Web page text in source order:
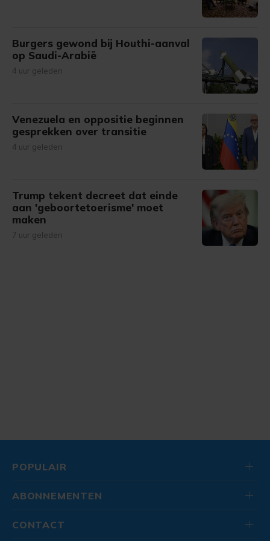
Burgers gewond bij Houthi-aanval
op Saudi-Arabië
4 uur geleden
Venezuela en oppositie beginnen
gesprekken over transitie
4 uur geleden
Trump tekent decreet dat einde
aan 'geboortetoerisme' moet
maken
7 uur geleden
POPULAIR
ABONNEMENTEN
CONTACT